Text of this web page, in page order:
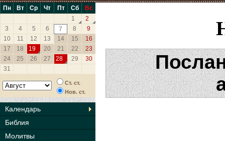
Пн Вт Ср Чт Пт Сб
Вс
1
2
3
4 5 6 7 8
9
10
11 12 13 14 15
16
17
18 19 20 21 22
23
24
25 26 27 28 29
30
31
Ст. ст.
Нов. ст.
Календарь
Библия
Молитвы